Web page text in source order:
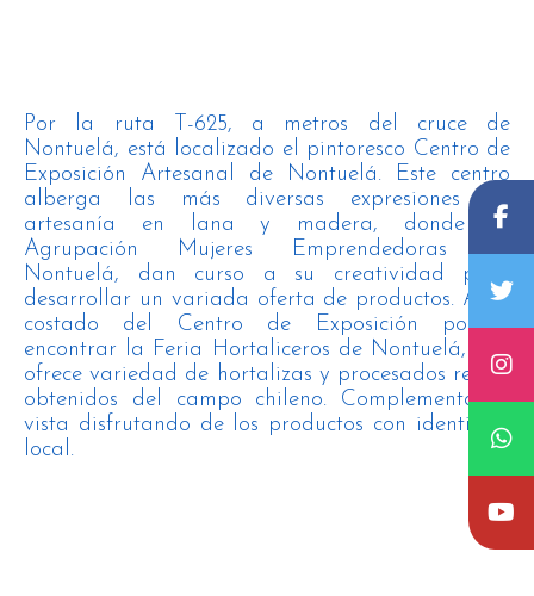
Por la ruta T-625, a metros del cruce de
Nontuelá, está localizado el pintoresco Centro de
Exposición Artesanal de Nontuelá. Este centro
alberga las más diversas expresiones de
artesanía en lana y madera, donde la
Agrupación Mujeres Emprendedoras de
Nontuelá, dan curso a su creatividad para
desarrollar un variada oferta de productos. A un
costado del Centro de Exposición podrás
encontrar la Feria Hortaliceros de Nontuelá, que
ofrece variedad de hortalizas y procesados recién
obtenidos del campo chileno. Complementa tu
vista disfrutando de los productos con identidad
local.